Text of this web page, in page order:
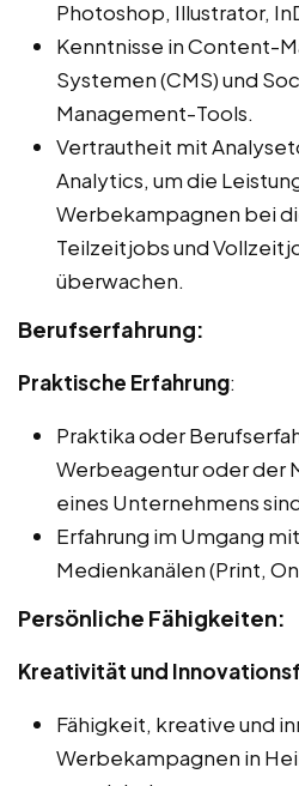
Photoshop, Illustrator,
Kenntnisse in Content-
Systemen (CMS) und
Management-Tools.
Vertrautheit mit
Analytics, um die
Werbekampagnen bei
Teilzeitjobs und
überwachen.
Berufserfahrung:
Praktische Erfahrung:
Praktika oder
Werbeagentur oder der
eines Unternehmens
Erfahrung im Umgang
Medienkanälen (Print,
Persönliche Fähigkeiten:
Kreativität und
Fähigkeit, kreative und
Werbekampagnen in